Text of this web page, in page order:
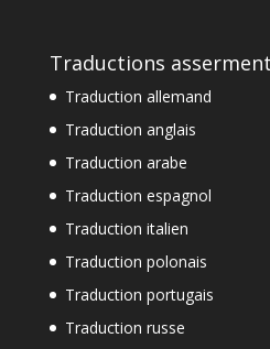
Traductions
Traduction allemand
Traduction anglais
Traduction arabe
Traduction espagnol
Traduction italien
Traduction polonais
Traduction portugais
Traduction russe